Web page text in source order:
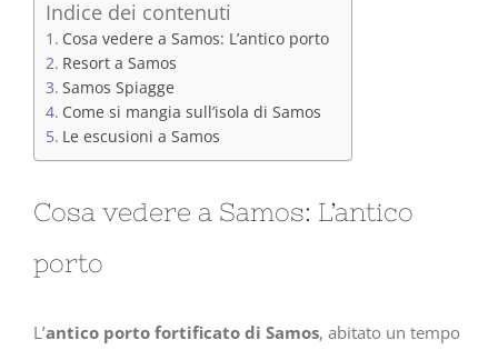
Indice dei contenuti
Cosa vedere a Samos: L’antico porto
Resort a Samos
Samos Spiagge
Come si mangia sull’isola di Samos
Le escusioni a Samos
Cosa vedere a Samos: L’antico
porto
L’antico porto fortificato di Samos, abitato un tempo